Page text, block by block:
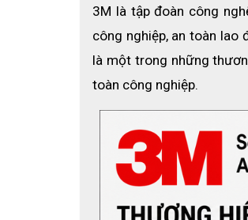
Nón bảo hộ 3M H-
3M là tập đoàn công
công nghiệp, an toàn lao
là một trong những
toàn công nghiệp.